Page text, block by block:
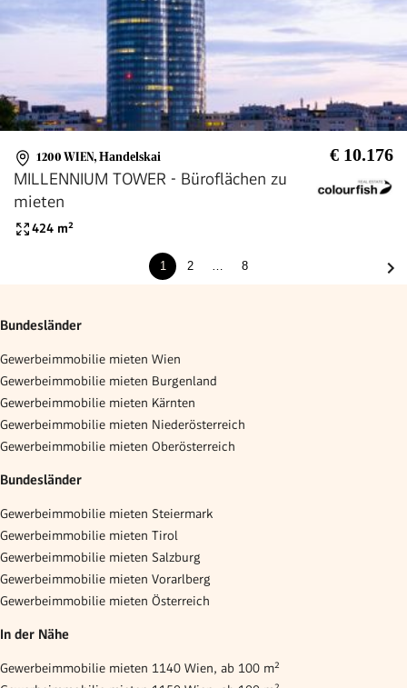
1200 WIEN, Handelskai € 10.176
MILLENNIUM TOWER - Büroflächen zu
mieten
424 m²
1 2 8
Bundesländer
Gewerbeimmobilie mieten Wien
Gewerbeimmobilie mieten Burgenland
Gewerbeimmobilie mieten Kärnten
Gewerbeimmobilie mieten Niederösterreich
Gewerbeimmobilie mieten Oberösterreich
Bundesländer
Gewerbeimmobilie mieten Steiermark
Gewerbeimmobilie mieten Tirol
Gewerbeimmobilie mieten Salzburg
Gewerbeimmobilie mieten Vorarlberg
Gewerbeimmobilie mieten Österreich
In der Nähe
Gewerbeimmobilie mieten 1140 Wien, ab 100 m²